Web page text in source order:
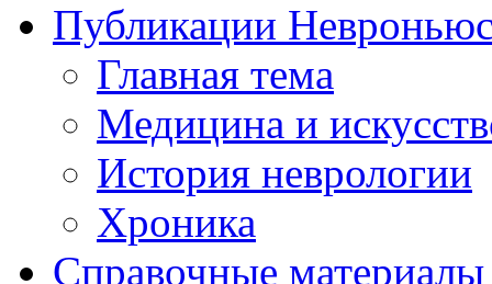
Публикации
Главная тема
Медицина и
История неврологии
Хроника
Справочные материалы